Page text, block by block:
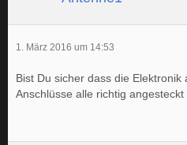
1. März 2016 um 14:53
Bist Du sicher dass die Elektronik
Anschlüsse alle richtig angesteckt